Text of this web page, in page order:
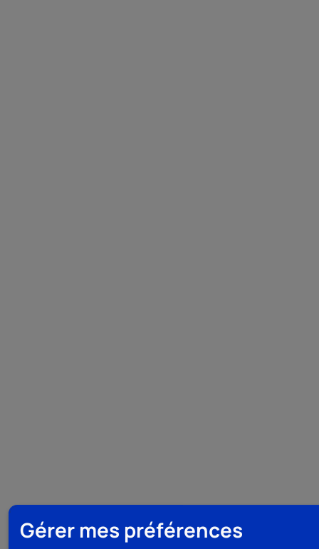
Gérer mes préférences